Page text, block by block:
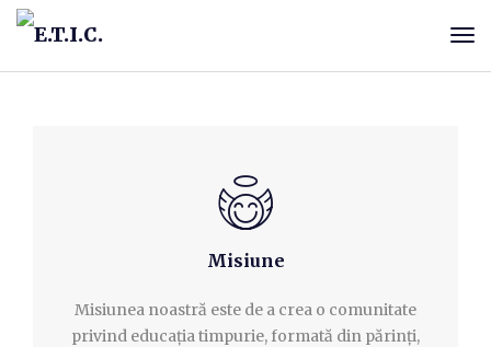
Misiune
Misiunea noastră este de a crea o comunitate
privind educația timpurie, formată din părinți,